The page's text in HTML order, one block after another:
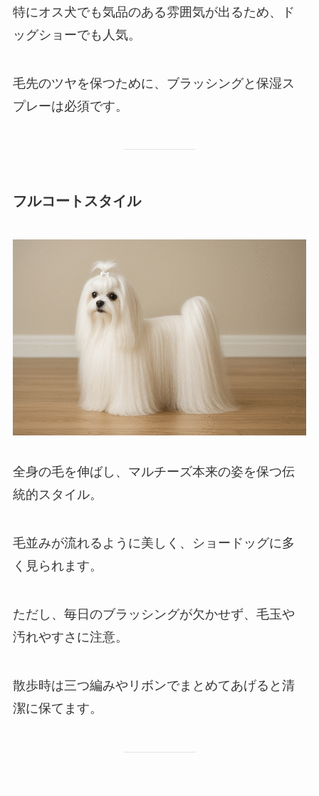
特にオス犬でも気品のある雰囲気が出るため、ド
ッグショーでも人気。
毛先のツヤを保つために、ブラッシングと保湿ス
プレーは必須です。
フルコートスタイル
全身の毛を伸ばし、マルチーズ本来の姿を保つ伝
統的スタイル。
毛並みが流れるように美しく、ショードッグに多
く見られます。
ただし、毎日のブラッシングが欠かせず、毛玉や
汚れやすさに注意。
散歩時は三つ編みやリボンでまとめてあげると清
潔に保てます。